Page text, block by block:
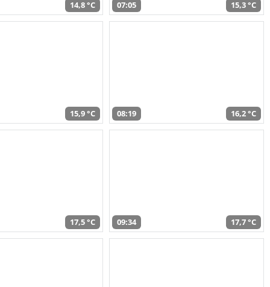
14,8 °C 07:05 15,3 °C
15,9 °C 08:19 16,2 °C
17,5 °C 09:34 17,7 °C